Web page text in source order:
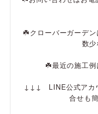
☘️クローバーガーデン
数
☘️最近の施工例
↓↓↓ LINE公式アカ
合せも